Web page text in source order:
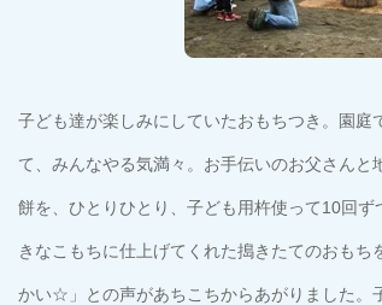
子ども達が楽しみにしていたおもちつき。園庭
て、みんなやる気満々。お手伝いのお父さんと
餅を、ひとりひとり、子ども用杵使って10回
きなこもちに仕上げてくれた搗きたてのおも
かい☆」との声があちこちからあがりました。